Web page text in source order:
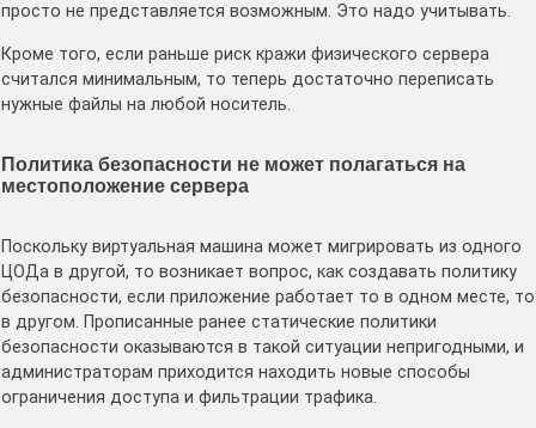
просто не представляется возможным. Это надо учитывать.
Кроме того, если раньше риск кражи физического сервера
считался минимальным, то теперь достаточно переписать
нужные файлы на любой носитель.
Политика безопасности не может полагаться на
местоположение сервера
Поскольку виртуальная машина может мигрировать из одного
ЦОДа в другой, то возникает вопрос, как создавать политику
безопасности, если приложение работает то в одном месте, то
в другом. Прописанные ранее статические политики
безопасности оказываются в такой ситуации непригодными, и
администраторам приходится находить новые способы
ограничения доступа и фильтрации трафика.